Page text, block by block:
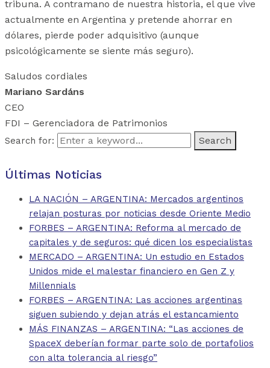
tribuna. A contramano de nuestra historia, el que vive
actualmente en Argentina y pretende ahorrar en
dólares, pierde poder adquisitivo (aunque
psicológicamente se siente más seguro).
Saludos cordiales
Mariano Sardáns
CEO
FDI – Gerenciadora de Patrimonios
Search for:
Últimas Noticias
LA NACIÓN – ARGENTINA: Mercados argentinos
relajan posturas por noticias desde Oriente Medio
FORBES – ARGENTINA: Reforma al mercado de
capitales y de seguros: qué dicen los especialistas
MERCADO – ARGENTINA: Un estudio en Estados
Unidos mide el malestar financiero en Gen Z y
Millennials
FORBES – ARGENTINA: Las acciones argentinas
siguen subiendo y dejan atrás el estancamiento
MÁS FINANZAS – ARGENTINA: “Las acciones de
SpaceX deberían formar parte solo de portafolios
con alta tolerancia al riesgo”